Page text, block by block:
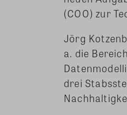
(COO) zur
Jörg
a. die
drei